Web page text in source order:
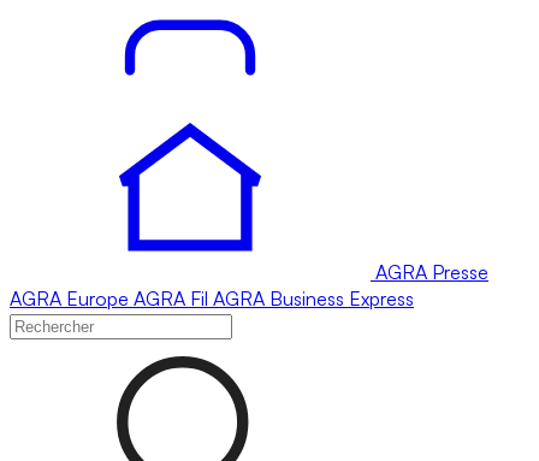
AGRA Presse
AGRA Europe AGRA Fil AGRA Business Express